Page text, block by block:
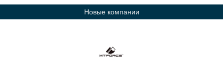
Новые компании